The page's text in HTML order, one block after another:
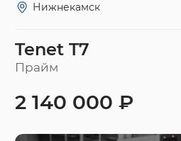
Нижнекамск
Tenet T7
Прайм
2 140 000 ₽